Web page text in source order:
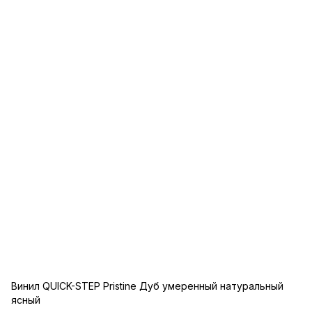
Винил QUICK-STEP Pristine Дуб умеренный натуральный
ясный